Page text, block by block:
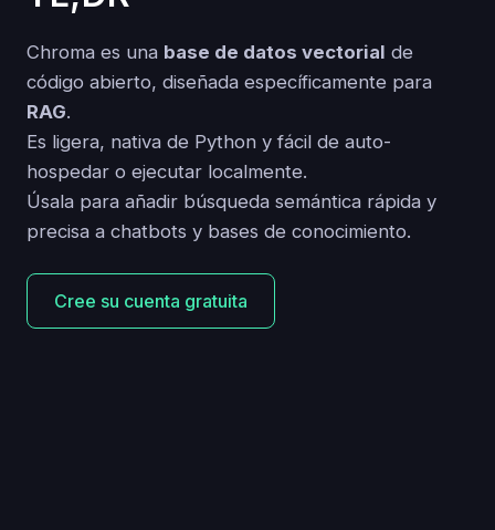
Chroma es una base de datos vectorial de
código abierto, diseñada específicamente para
RAG.
Es ligera, nativa de Python y fácil de auto-
hospedar o ejecutar localmente.
Úsala para añadir búsqueda semántica rápida y
precisa a chatbots y bases de conocimiento.
Cree su cuenta gratuita